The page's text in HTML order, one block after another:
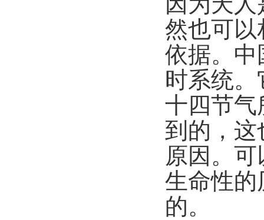
然也可以
依据。中
时系统
十四节气
到的，
原因。
生命性的
的。